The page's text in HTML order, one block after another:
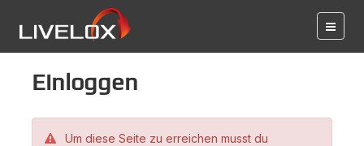
Einloggen
Um diese Seite zu erreichen musst du